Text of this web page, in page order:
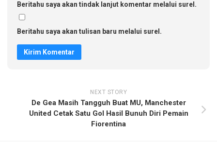
Beritahu saya akan tindak lanjut komentar melalui surel.
Beritahu saya akan tulisan baru melalui surel.
NEXT STORY
De Gea Masih Tangguh Buat MU, Manchester
United Cetak Satu Gol Hasil Bunuh Diri Pemain
Fiorentina